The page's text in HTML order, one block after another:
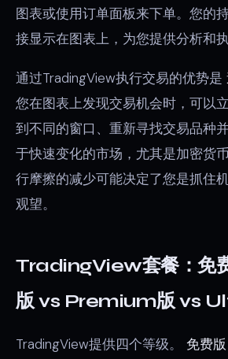
图表或使用订单面板来下单。您的
接显示在图表上，为您提供分析和
通过TradingView执行交易的优势是
您在图表上发现交易机会时，可以
到不同的窗口、重新寻找交易品种
于快速变化的市场，尤其是加密货
行摩擦的减少可能决定了您是抓住
观望。
TradingView套餐：免
版 vs Premium版 vs
TradingView提供四个等级。 免费版